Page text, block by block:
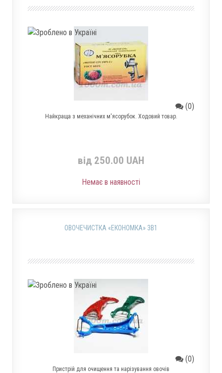
(0)
Найкраща з механічних м'ясорубок. Ходовий товар.
від 250.00 UAH
Немає в наявності
ОВОЧЕЧИСТКА «ЕКОНОМКА» 3В1
(0)
Пристрій для очищення та нарізування овочів